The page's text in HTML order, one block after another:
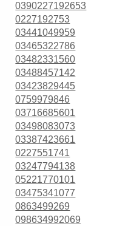
0390227192653
0227192753
03441049959
03465322786
03482331560
03488457142
03423829445
0759979846
03716685601
03498083073
03387423661
0227551741
03247794138
05221770101
03475341077
0863499269
098634992069